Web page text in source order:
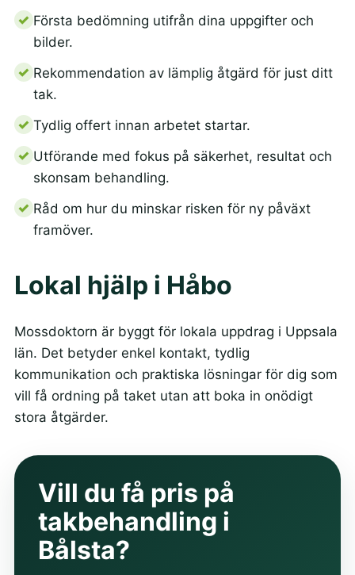
Första bedömning utifrån dina uppgifter och
bilder.
Rekommendation av lämplig åtgärd för just ditt
tak.
Tydlig offert innan arbetet startar.
Utförande med fokus på säkerhet, resultat och
skonsam behandling.
Råd om hur du minskar risken för ny påväxt
framöver.
Lokal hjälp i Håbo
Mossdoktorn är byggt för lokala uppdrag i Uppsala
län. Det betyder enkel kontakt, tydlig
kommunikation och praktiska lösningar för dig som
vill få ordning på taket utan att boka in onödigt
stora åtgärder.
Vill du få pris på
takbehandling i
Bålsta?